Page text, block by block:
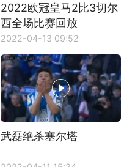
2022欧冠皇马2比3切尔
西全场比赛回放
2022-04-13 09:52
武磊绝杀塞尔塔